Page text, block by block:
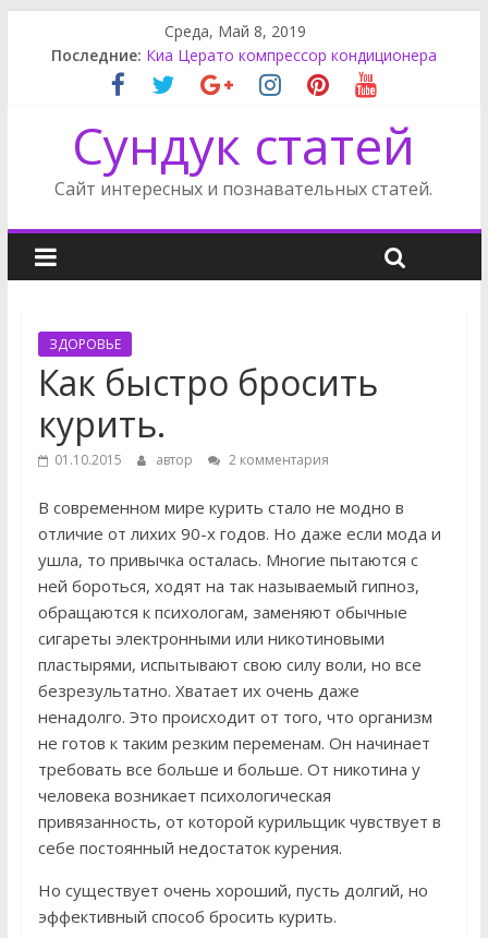
Среда, Май 8, 2019
Последние: Киа Церато компрессор кондиционера
Rак снять обшивку двери Пассат Б3
Карнивал крышка багажника
Приводной ремень Санг Енг Кайрон
Сундук статей
Сайт интересных и познавательных статей.
ЗДОРОВЬЕ
Как быстро бросить
курить.
01.10.2015 автор 2 комментария
В современном мире курить стало не модно в
отличие от лихих 90-х годов. Но даже если мода и
ушла, то привычка осталась. Многие пытаются с
ней бороться, ходят на так называемый гипноз,
обращаются к психологам, заменяют обычные
сигареты электронными или никотиновыми
пластырями, испытывают свою силу воли, но все
безрезультатно. Хватает их очень даже
ненадолго. Это происходит от того, что организм
не готов к таким резким переменам. Он начинает
требовать все больше и больше. От никотина у
человека возникает психологическая
привязанность, от которой курильщик чувствует в
себе постоянный недостаток курения.
Но существует очень хороший, пусть долгий, но
эффективный способ бросить курить.